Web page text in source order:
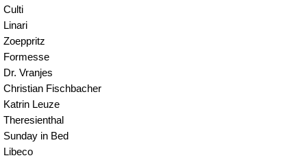
Culti
Linari
Zoeppritz
Formesse
Dr. Vranjes
Christian Fischbacher
Katrin Leuze
Theresienthal
Sunday in Bed
Libeco